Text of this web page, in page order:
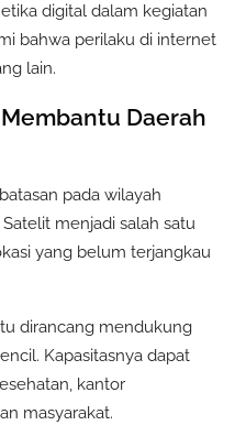
digital dalam kegiatan
bahwa perilaku di internet
lain.
Daerah
pada wilayah
menjadi salah satu
yang belum terjangkau
dirancang mendukung
Kapasitasnya dapat
kantor
masyarakat.